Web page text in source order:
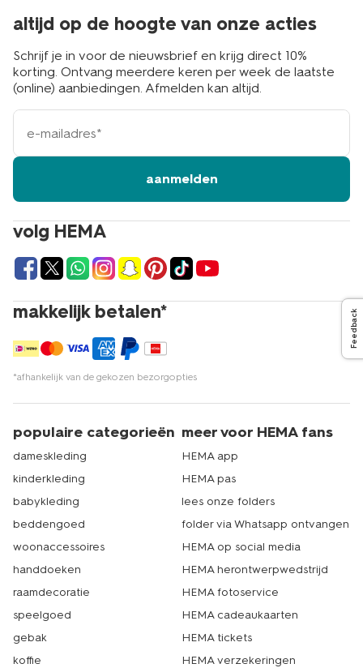
volg HEMA
makkelijk betalen*
*afhankelijk van de gekozen bezorgopties
altijd op de hoogte van onze acties
Schrijf je in voor de nieuwsbrief en krijg direct 10%
korting. Ontvang meerdere keren per week de laatste
(online) aanbiedingen. Afmelden kan altijd.
e-
mailadres
aanmelden
populaire categorieën
dameskleding
kinderkleding
babykleding
beddengoed
woonaccessoires
handdoeken
raamdecoratie
speelgoed
gebak
koffie
meer voor HEMA fans
HEMA app
HEMA pas
lees onze folders
folder via Whatsapp ontvangen
HEMA op social media
HEMA herontwerpwedstrijd
HEMA fotoservice
HEMA cadeaukaarten
HEMA tickets
HEMA verzekeringen
Feedback